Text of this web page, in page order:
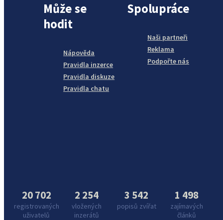
Může se
hodit
Nápověda
Pravidla inzerce
Pravidla diskuze
Pravidla chatu
Spolupráce
Naši partneři
Reklama
Podpořte nás
20 702
registrovaných
uživatelů
2 254
vložených
inzerátů
3 542
popisů zvířat
1 498
zajímavých
článků